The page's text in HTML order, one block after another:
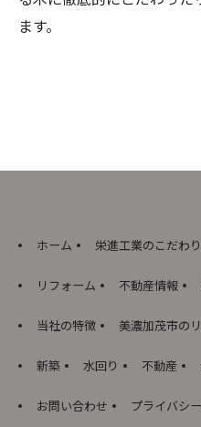
ます。
ホーム 栄進工業のこだわり
リフォーム 不動産情報
当社の特徴 美濃加茂市の
新築 水回り 不動産
お問い合わせ プライバシ